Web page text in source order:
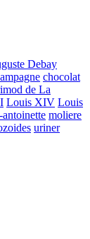
Debay
chocolat
de La
Louis XIV Louis
antoinette moliere
uriner